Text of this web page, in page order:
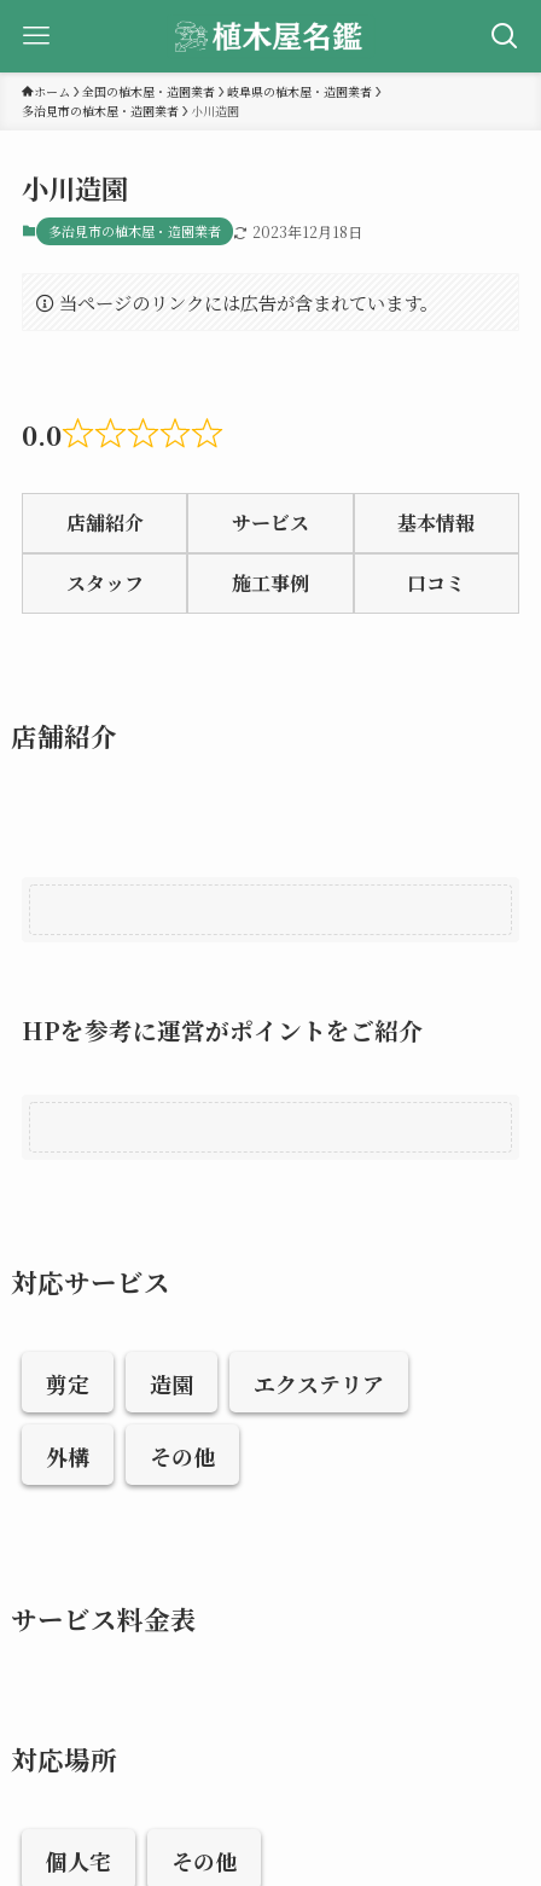
ホーム 全国の植木屋・造園業者
岐阜県の植木屋・造園業者
多治見市の植木屋・造園業者
小川造園
小川造園
多治見市の植木屋・造園業者 2023年12月18日
当ページのリンクには広告が含まれています。
0.0
Rated
0.0
out
5
店舗紹介 サービス 基本情報
スタッフ 施工事例 口コミ
店舗紹介
HPを参考に運営がポイントをご紹介
対応サービス
剪定 造園 エクステリア
外構 その他
サービス料金表
対応場所
個人宅 その他